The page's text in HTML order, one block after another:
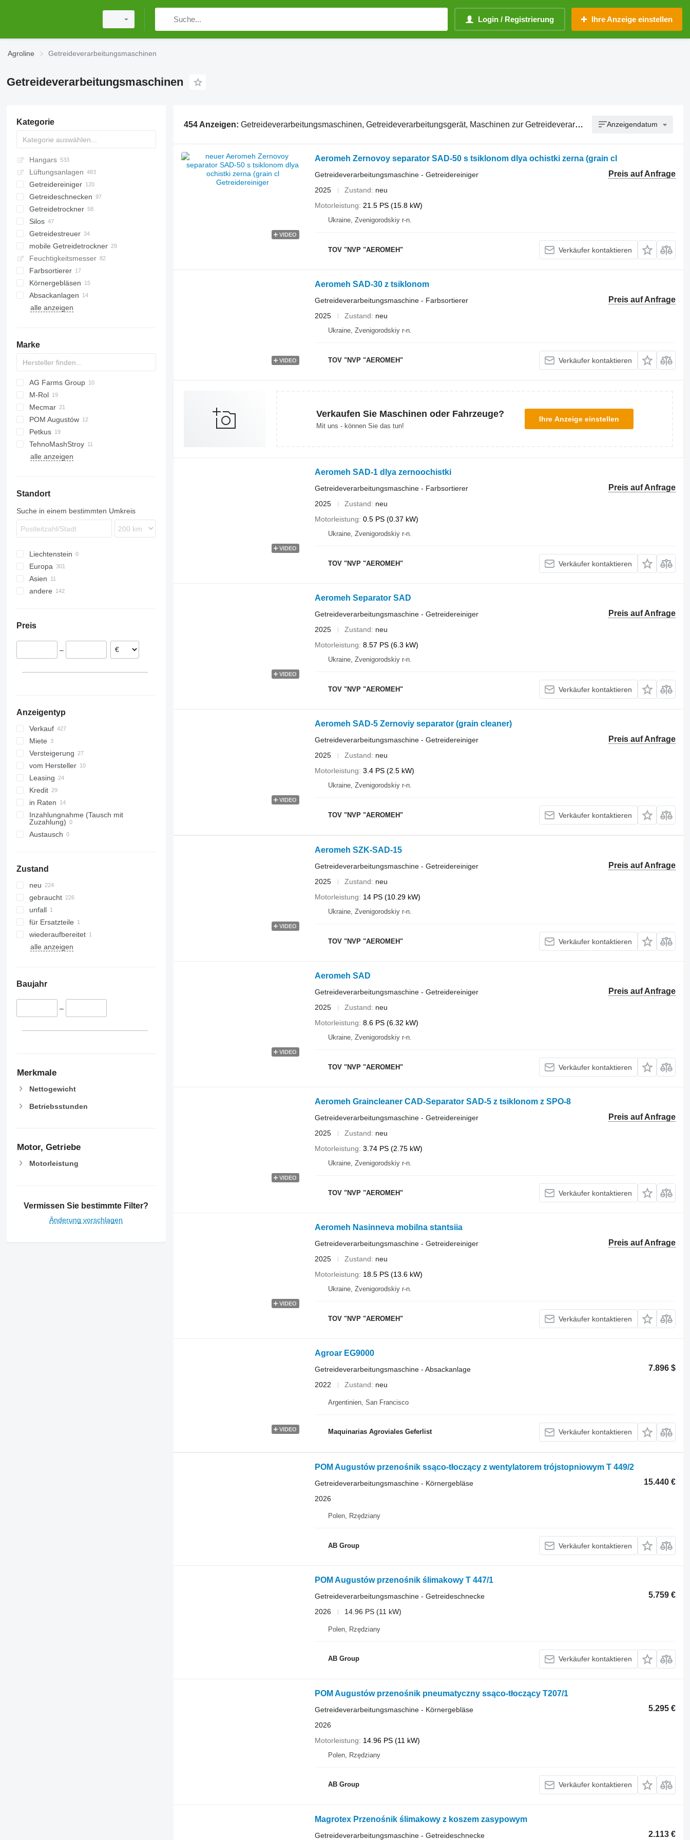
Login / Registrierung Ihre Anzeige einstellen
Agroline Getreideverarbeitungsmaschinen
Getreideverarbeitungsmaschinen
Kategorie
Hangars
Lüftungsanlagen
Getreidereiniger
Getreideschnecken
Getreidetrockner
Silos
Getreidestreuer
mobile Getreidetrockner
Feuchtigkeitsmesser
Farbsortierer
Körnergebläsen
Absackanlagen
alle anzeigen
Marke
AG Farms Group
6M
740A
M-series
3650
M-Rol
Mecmar
20
25
34
POM Augustów
Petkus
K218
K527
K547
TehnoMashStroy
alle anzeigen
Standort
Suche in einem bestimmten Umkreis
Liechtenstein
Europa
Polen
Deutschland
Norwegen
Ungarn
Asien
Usbekistan
andere
Moldawien
Preis
–
Anzeigentyp
Verkauf
Miete
Versteigerung
vom Hersteller
Leasing
Kredit
in Raten
Inzahlungnahme (Tausch mit
Zuzahlung)
Austausch
Zustand
neu
gebraucht
unfall
für Ersatzteile
wiederaufbereitet
alle anzeigen
Baujahr
–
Merkmale
Nettogewicht
Betriebsstunden
Motor, Getriebe
Motorleistung
Vermissen Sie bestimmte Filter?
Änderung vorschlagen
454 Anzeigen: Getreideverarbeitungsmaschinen, Getreideverarbeitungsgerät, Maschinen zur Getreideverarbeitung Anzeigendatum
VIDEO
Aeromeh Zernovoy separator SAD-50 s tsiklonom dlya ochistki zerna (grain cl
Preis auf Anfrage
Getreideverarbeitungsmaschine - Getreidereiniger
2025
Zustand
neu
Motorleistung
21.5 PS (15.8 kW)
Ukraine, Zvenigorodskiy r-n.
TOV "NVP "AEROMEH" Verkäufer kontaktieren
VIDEO
Aeromeh SAD-30 z tsiklonom
Preis auf Anfrage
Getreideverarbeitungsmaschine - Farbsortierer
2025
Zustand neu
Ukraine, Zvenigorodskiy r-n.
TOV "NVP "AEROMEH" Verkäufer kontaktieren
Verkaufen Sie Maschinen oder Fahrzeuge?
Mit uns - können Sie das tun!
Ihre Anzeige einstellen
VIDEO
Aeromeh SAD-1 dlya zernoochistki
Preis auf Anfrage
Getreideverarbeitungsmaschine - Farbsortierer
2025
Zustand
neu
Motorleistung 0.5 PS (0.37 kW)
Ukraine, Zvenigorodskiy r-n.
TOV "NVP "AEROMEH" Verkäufer kontaktieren
VIDEO
Aeromeh Separator SAD
Preis auf Anfrage
Getreideverarbeitungsmaschine - Getreidereiniger
2025
Zustand
neu
Motorleistung 8.57 PS (6.3 kW)
Ukraine, Zvenigorodskiy r-n.
TOV "NVP "AEROMEH" Verkäufer kontaktieren
VIDEO
Aeromeh SAD-5 Zernoviy separator (grain cleaner)
Preis auf Anfrage
Getreideverarbeitungsmaschine - Getreidereiniger
2025
Zustand
neu
Motorleistung 3.4 PS (2.5 kW)
Ukraine, Zvenigorodskiy r-n.
TOV "NVP "AEROMEH" Verkäufer kontaktieren
VIDEO
Aeromeh SZK-SAD-15
Preis auf Anfrage
Getreideverarbeitungsmaschine - Getreidereiniger
2025
Zustand
neu
Motorleistung
14 PS (10.29 kW)
Ukraine, Zvenigorodskiy r-n.
TOV "NVP "AEROMEH" Verkäufer kontaktieren
VIDEO
Aeromeh SAD
Preis auf Anfrage
Getreideverarbeitungsmaschine - Getreidereiniger
2025
Zustand
neu
Motorleistung 8.6 PS (6.32 kW)
Ukraine, Zvenigorodskiy r-n.
TOV "NVP "AEROMEH" Verkäufer kontaktieren
VIDEO
Aeromeh Graincleaner CAD-Separator SAD-5 z tsiklonom z SPO-8
Preis auf Anfrage
Getreideverarbeitungsmaschine - Getreidereiniger
2025
Zustand
neu
Motorleistung 3.74 PS (2.75 kW)
Ukraine, Zvenigorodskiy r-n.
TOV "NVP "AEROMEH" Verkäufer kontaktieren
VIDEO
Aeromeh Nasinneva mobilna stantsiia
Preis auf Anfrage
Getreideverarbeitungsmaschine - Getreidereiniger
2025
Zustand
neu
Motorleistung
18.5 PS (13.6 kW)
Ukraine, Zvenigorodskiy r-n.
TOV "NVP "AEROMEH" Verkäufer kontaktieren
VIDEO
Agroar EG9000
7.896 $
Getreideverarbeitungsmaschine - Absackanlage
2022
Zustand neu
Argentinien, San Francisco
Maquinarias Agroviales Geferlist Verkäufer kontaktieren
POM Augustów przenośnik ssąco-tłoczący z wentylatorem trójstopniowym T 449/2
15.440 €
Getreideverarbeitungsmaschine - Körnergebläse
2026
Polen, Rzędziany
AB Group Verkäufer kontaktieren
POM Augustów przenośnik ślimakowy T 447/1
5.759 €
Getreideverarbeitungsmaschine - Getreideschnecke
2026
14.96 PS (11 kW)
Polen, Rzędziany
AB Group Verkäufer kontaktieren
POM Augustów przenośnik pneumatyczny ssąco-tłoczący T207/1
5.295 €
Getreideverarbeitungsmaschine - Körnergebläse
2026
Motorleistung
14.96 PS (11 kW)
Polen, Rzędziany
AB Group Verkäufer kontaktieren
Magrotex Przenośnik ślimakowy z koszem zasypowym
2.113 €
Getreideverarbeitungsmaschine - Getreideschnecke